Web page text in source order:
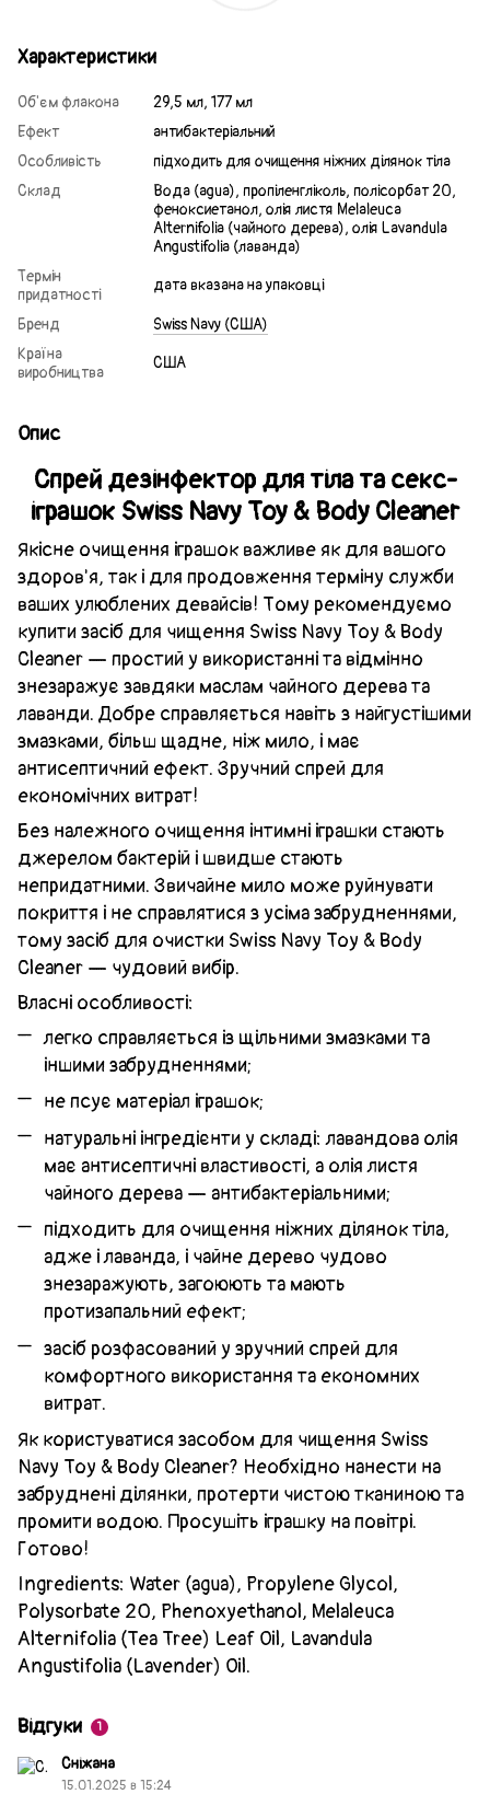
Характеристики
Об'єм флакона
29,5 мл, 177 мл
Ефект
антибактеріальний
Особливість
підходить для очищення ніжних ділянок тіла
Склад
Вода (agua), пропіленгліколь, полісорбат 20,
феноксиетанол, олія листя Melaleuca
Alternifolia (чайного дерева), олія Lavandula
Angustifolia (лаванда)
Термін
придатності
дата вказана на упаковці
Бренд
Swiss Navy (США)
Країна
виробництва
США
Опис
Спрей дезінфектор для тіла та секс-
іграшок Swiss Navy Toy & Body Cleaner
Якісне очищення іграшок важливе як для вашого
здоров'я, так і для продовження терміну служби
ваших улюблених девайсів! Тому рекомендуємо
купити засіб для чищення Swiss Navy Toy & Body
Cleaner — простий у використанні та відмінно
знезаражує завдяки маслам чайного дерева та
лаванди. Добре справляється навіть з найгустішими
змазками, більш щадне, ніж мило, і має
антисептичний ефект. Зручний спрей для
економічних витрат!
Без належного очищення інтимні іграшки стають
джерелом бактерій і швидше стають
непридатними. Звичайне мило може руйнувати
покриття і не справлятися з усіма забрудненнями,
тому засіб для очистки Swiss Navy Toy & Body
Cleaner — чудовий вибір.
Власні особливості:
легко справляється із щільними змазками та
іншими забрудненнями;
не псує матеріал іграшок;
натуральні інгредієнти у складі: лавандова олія
має антисептичні властивості, а олія листя
чайного дерева — антибактеріальними;
підходить для очищення ніжних ділянок тіла,
адже і лаванда, і чайне дерево чудово
знезаражують, загоюють та мають
протизапальний ефект;
засіб розфасований у зручний спрей для
комфортного використання та економних
витрат.
Як користуватися засобом для чищення Swiss
Navy Toy & Body Cleaner? Необхідно нанести на
забруднені ділянки, протерти чистою тканиною та
промити водою. Просушіть іграшку на повітрі.
Готово!
Ingredients: Water (agua), Propylene Glycol,
Polysorbate 20, Phenoxyethanol, Melaleuca
Alternifolia (Tea Tree) Leaf Oil, Lavandula
Angustifolia (Lavender) Oil.
Відгуки 1
Сніжана
15.01.2025 в 15:24